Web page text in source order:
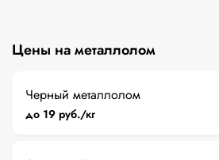
Цены на металлолом
Черный металлолом
до 19 руб./кг